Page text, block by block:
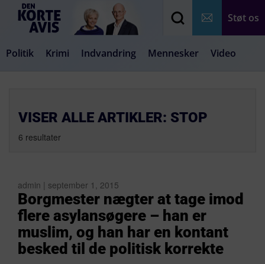
Støt os
Politik Krimi Indvandring Mennesker Video
VISER ALLE ARTIKLER: STOP
6 resultater
admin | september 1, 2015
Borgmester nægter at tage imod
flere asylansøgere – han er
muslim, og han har en kontant
besked til de politisk korrekte